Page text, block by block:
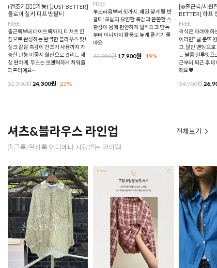
(건조기🙆🏻‍♀️가능) [JUST BETTER]
클로이 실키 퍼프 반팔티
FREE
출근룩부터 데이트룩까지, 티셔츠 한
장으로 완성하는 완벽한 블라우스 핏!
실크 같은 촉감에 건조기 사용까지 가
능한 만능 이중지 원단으로 관리는 세
상 편하게, 무드는 로맨틱하게 채워줄
퍼프티예요~
32,300원24,300원 25%
FREE
부드러움부터 핏까지, 매일 찾게 될 반
팔티!모달의 유연한 촉감과 쫀쫀한 스
판감이 몸에 편안하게 밀착되고 단독
부터 이너까지 활용도 높게 즐기기 좋
아요
22,000원17,900원 19%
[❄️출근룩/시원
BETTER] 하프
FREE
격식은 차려야 하
이라면? 쿨 분또
고, 밑단 밴딩으
는 볼륨 실루엣으
근부터 퇴근 후
해요♥
34,900원
셔츠&블라우스 라인업
출근룩/일상룩 어디에나 사랑받는 아이템
전체보기